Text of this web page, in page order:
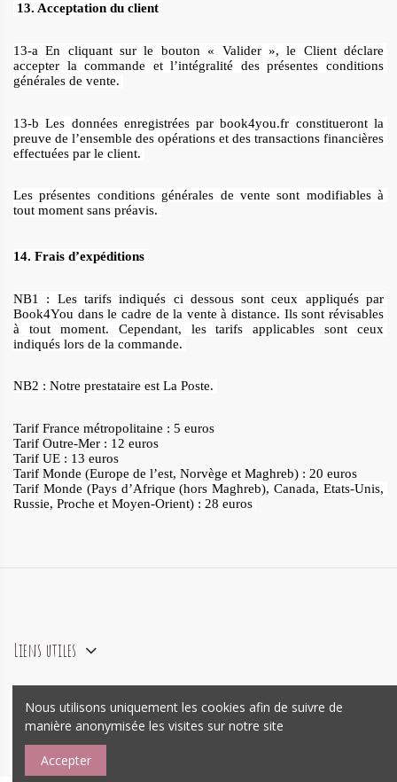
13. Acceptation du client
13-a En cliquant sur le bouton « Valider », le Client déclare
accepter la commande et l’intégralité des présentes conditions
générales de vente.
13-b Les données enregistrées par book4you.fr constitueront la
preuve de l’ensemble des opérations et des transactions financières
effectuées par le client.
Les présentes conditions générales de vente sont modifiables à
tout moment sans préavis.
14. Frais d’expéditions
NB1 : Les tarifs indiqués ci dessous sont ceux appliqués par
Book4You dans le cadre de la vente à distance. Ils sont révisables
à tout moment. Cependant, les tarifs applicables sont ceux
indiqués lors de la commande.
NB2 : Notre prestataire est La Poste.
Tarif France métropolitaine : 5 euros
Tarif Outre-Mer : 12 euros
Tarif UE : 13 euros
Tarif Monde (Europe de l’est, Norvège et Maghreb) : 20 euros
Tarif Monde (Pays d’Afrique (hors Maghreb), Canada, Etats-Unis,
Russie, Proche et Moyen-Orient) : 28 euros
Liens utiles
agence e-commerce PrestashopMywebo
Nous utilisons uniquement les cookies afin de suivre de
manière anonymisée les visites sur notre site
Accepter